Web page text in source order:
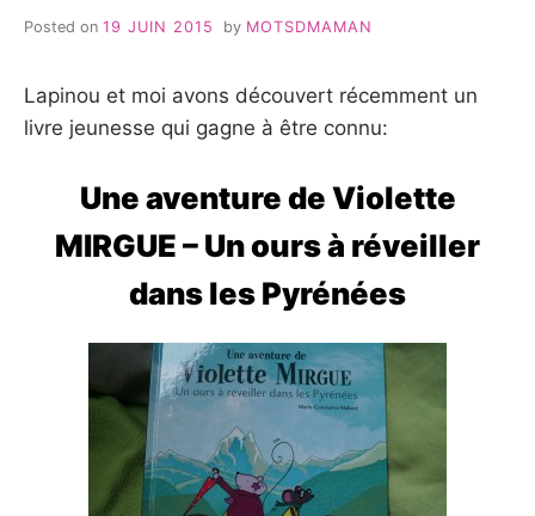
Posted on 19 JUIN 2015 by MOTSDMAMAN
Lapinou et moi avons découvert récemment un
livre jeunesse qui gagne à être connu:
Une aventure de Violette
MIRGUE – Un ours à réveiller
dans les Pyrénées